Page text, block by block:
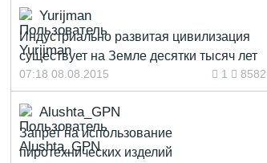
Yurijman
Индустриально развитая цивилизация
существует на Земле десятки тысяч лет
07:18 08.08.2015 1 8582
Alushta_GPN
Запрет на использование
пиротехнических изделий